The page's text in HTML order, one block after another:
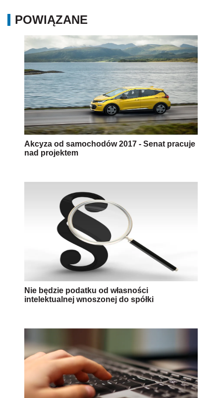
POWIĄZANE
Akcyza od samochodów 2017 - Senat pracuje
nad projektem
Nie będzie podatku od własności
intelektualnej wnoszonej do spółki